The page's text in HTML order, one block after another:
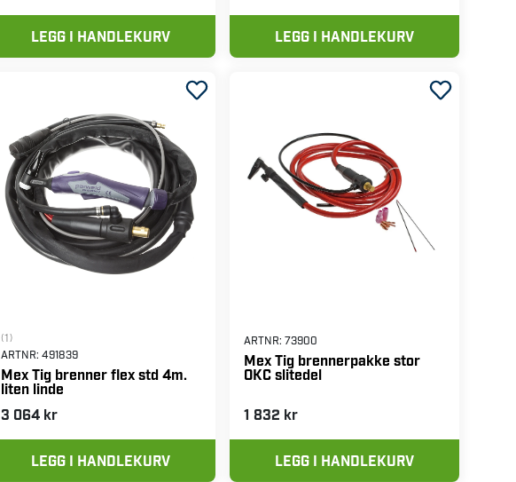
LEGG I HANDLEKURV LEGG I HANDLEKURV
(1)
ARTNR: 491839
Mex Tig brenner flex std 4m.
liten linde
3 064 kr
LEGG I HANDLEKURV
ARTNR:73900
Mex Tig brennerpakke stor
OKC slitedel
1 832 kr
LEGG I HANDLEKURV